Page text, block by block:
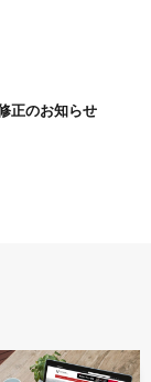
正のお知らせ